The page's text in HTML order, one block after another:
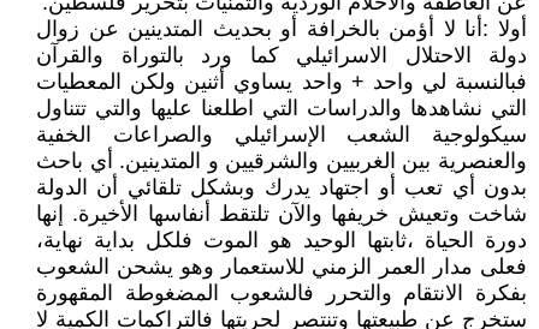
أولا :أنا لا أؤمن بالخرافة أو بحديث المتدينين عن زوال
دولة الاحتلال الاسرائيلي كما ورد بالتوراة والقرآن
فبالنسبة لي واحد + واحد يساوي أثنين ولكن المعطيات
التي نشاهدها والدراسات التي اطلعنا عليها والتي تتناول
سيكولوجية الشعب الإسرائيلي والصراعات الخفية
والعنصرية بين الغربيين والشرقيين و المتدينين. أي باحث
بدون أي تعب أو اجتهاد يدرك وبشكل تلقائي أن الدولة
شاخت وتعيش خريفها والآن تلتقط أنفاسها الأخيرة. إنها
دورة الحياة ،ثابتها الوحيد هو الموت فلكل بداية نهاية،
فعلى مدار العمر الزمني للاستعمار وهو يشحن الشعوب
بفكرة الانتقام والتحرر فالشعوب المضغوطة المقهورة
ستخرج عن طبيعتها وتنتصر لحريتها فالتراكمات الكمية لا